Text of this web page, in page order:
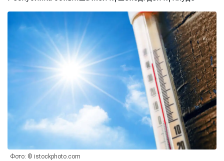
Фото: © istockphoto.com